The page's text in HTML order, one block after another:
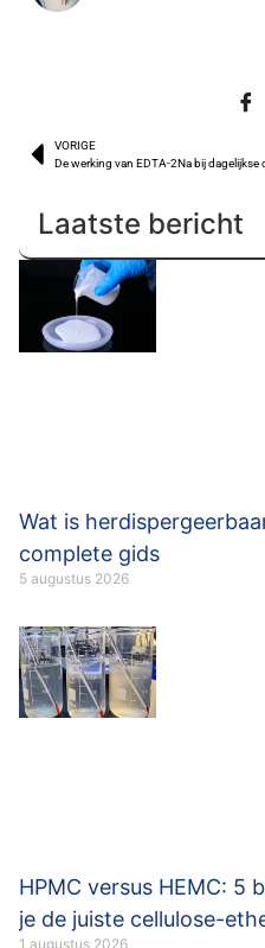
VORIGE
Laatste bericht
Wat is
complete gids
5 augustus 2026
HPMC versus HEMC: 5
je de juiste cellulose-
1 augustus 2026